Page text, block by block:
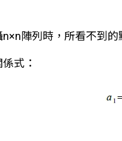
陣列時，所看不到的
式：